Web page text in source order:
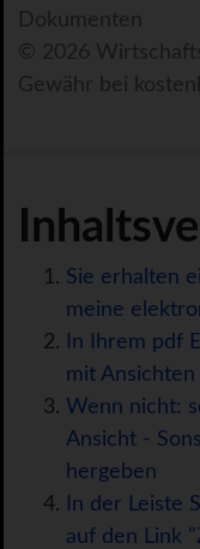
Dokumenten
© 2026
Gewähr bei
Sie erhalten
meine
In Ihrem pdf
mit
Wenn nicht:
Ansicht -
hergeben
In der Leiste
auf den Link